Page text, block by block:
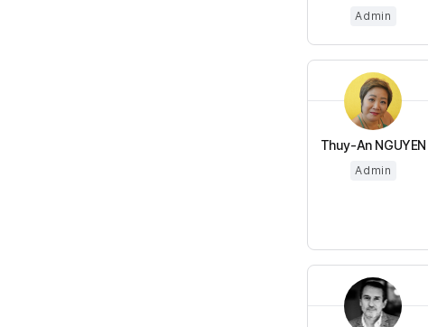
Admin
Thuy-An NGUYEN
Admin